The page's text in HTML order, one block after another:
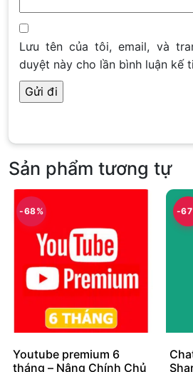
Lưu tên của tôi, email, và
duyệt này cho lần bình luận kế
Sản phẩm tương tự
-68%
Youtube premium 6
tháng – Nâng Chính Chủ
-